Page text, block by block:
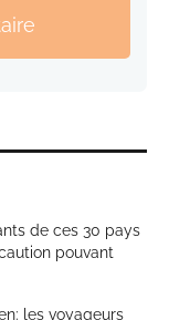
de ces 30 pays
pouvant
les voyageurs